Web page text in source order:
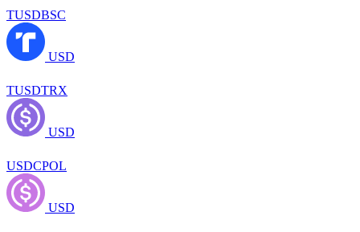
TUSDBSC
USD
TUSDTRX
USD
USDCPOL
USD